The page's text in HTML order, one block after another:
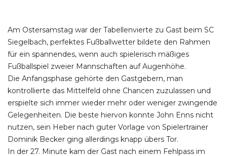
Am Ostersamstag war der Tabellenvierte zu Gast beim SC
Siegelbach, perfektes Fußballwetter bildete den Rahmen
für ein spannendes, wenn auch spielerisch mäßiges
Fußballspiel zweier Mannschaften auf Augenhöhe.
Die Anfangsphase gehörte den Gastgebern, man
kontrollierte das Mittelfeld ohne Chancen zuzulassen und
erspielte sich immer wieder mehr oder weniger zwingende
Gelegenheiten. Die beste hiervon konnte John Enns nicht
nutzen, sein Heber nach guter Vorlage von Spielertrainer
Dominik Becker ging allerdings knapp übers Tor.
In der 27. Minute kam der Gast nach einem Fehlpass im